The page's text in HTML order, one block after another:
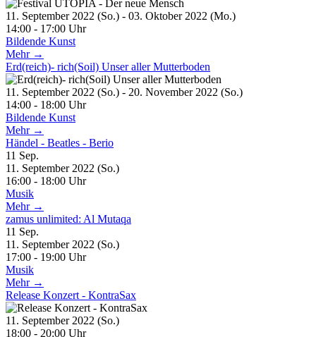
11. September 2022 (So.) - 03. Oktober 2022 (Mo.)
14:00 - 17:00 Uhr
Bildende Kunst
Mehr →
Erd(reich)- rich(Soil) Unser aller Mutterboden
11. September 2022 (So.) - 20. November 2022 (So.)
14:00 - 18:00 Uhr
Bildende Kunst
Mehr →
Händel - Beatles - Berio
11 Sep.
11. September 2022 (So.)
16:00 - 18:00 Uhr
Musik
Mehr →
zamus unlimited: Al Mutaqa
11 Sep.
11. September 2022 (So.)
17:00 - 19:00 Uhr
Musik
Mehr →
Release Konzert - KontraSax
11. September 2022 (So.)
18:00 - 20:00 Uhr